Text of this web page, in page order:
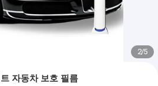
2/5
자동차 보호 필름